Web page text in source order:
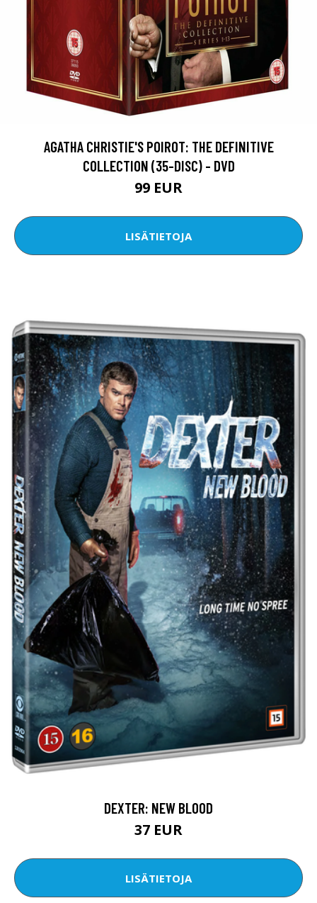
AGATHA CHRISTIE'S POIROT: THE DEFINITIVE
COLLECTION (35-DISC) - DVD
99 EUR
LISÄTIETOJA
DEXTER: NEW BLOOD
37 EUR
LISÄTIETOJA